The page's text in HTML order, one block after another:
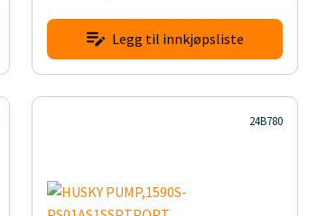
Legg til innkjøpsliste
24B780